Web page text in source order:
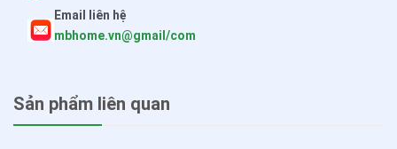
Email liên hệ
mbhome.vn@gmail/com
Sản phẩm liên quan